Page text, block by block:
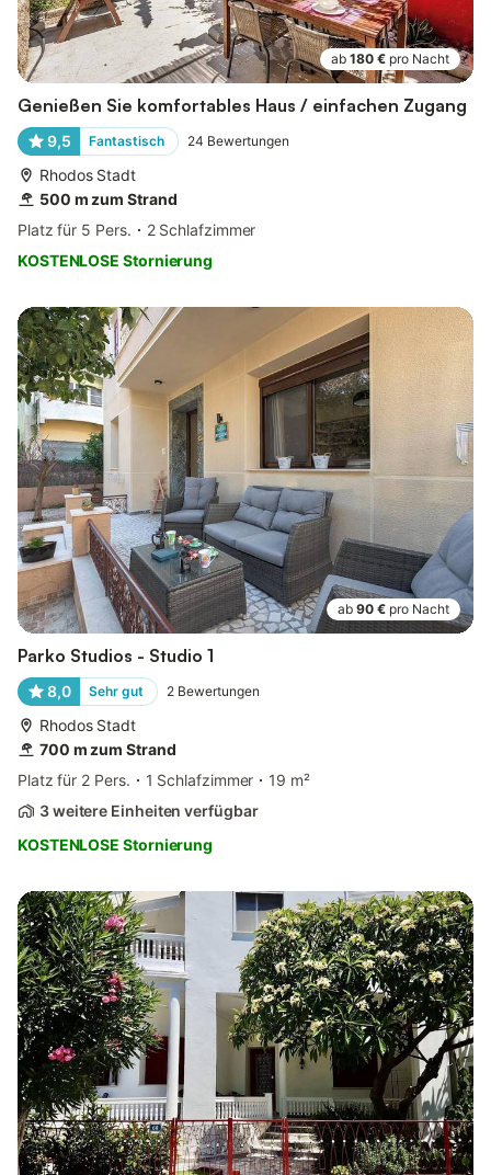
ab 180 € pro Nacht
Genießen Sie komfortables Haus / einfachen Zugang
9,5 Fantastisch 24 Bewertungen
Rhodos Stadt
500 m zum Strand
Platz für 5 Pers.
2 Schlafzimmer
KOSTENLOSE Stornierung
ab 90 € pro Nacht
Parko Studios - Studio 1
8,0 Sehr gut 2 Bewertungen
Rhodos Stadt
700 m zum Strand
Platz für 2 Pers.
1 Schlafzimmer
19 m²
3 weitere Einheiten verfügbar
KOSTENLOSE Stornierung